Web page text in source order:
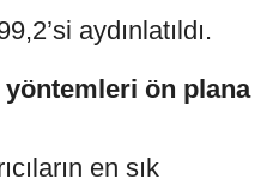
aydınlatıldı.
yöntemleri ön plana
en sık